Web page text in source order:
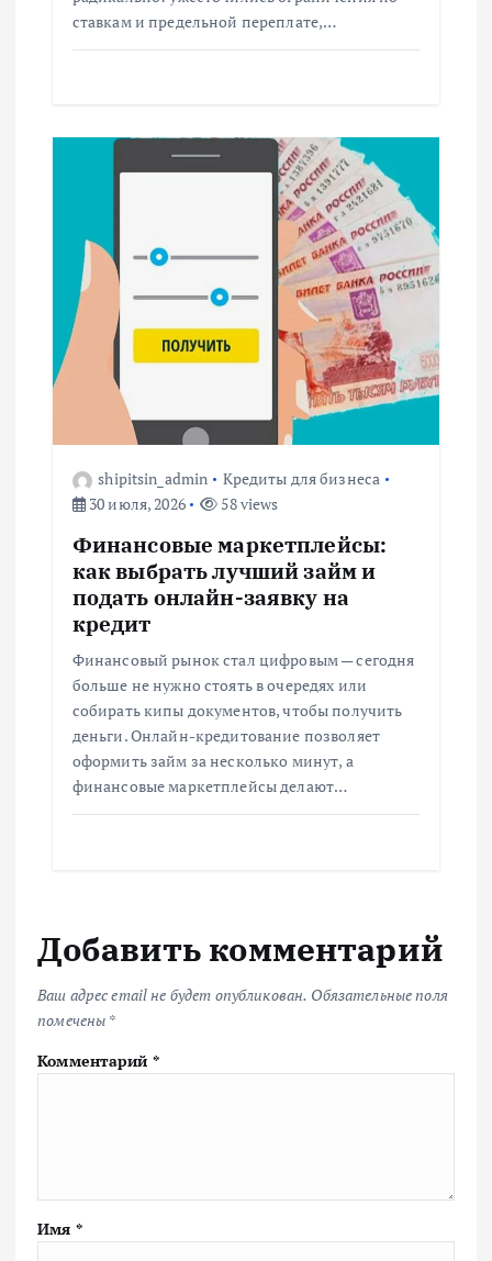
ставкам и предельной переплате,…
shipitsin_admin
Кредиты для бизнеса
30 июля, 2026
58 views
Финансовые маркетплейсы:
как выбрать лучший займ и
подать онлайн-заявку на
кредит
Финансовый рынок стал цифровым — сегодня
больше не нужно стоять в очередях или
собирать кипы документов, чтобы получить
деньги. Онлайн-кредитование позволяет
оформить займ за несколько минут, а
финансовые маркетплейсы делают…
Добавить комментарий
Ваш адрес email не будет опубликован. Обязательные поля
помечены *
Комментарий *
Имя *